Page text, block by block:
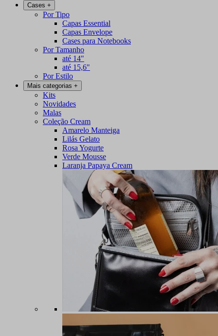
Cases +
Por Tipo
Capas Essential
Capas Envelope
Cases para Notebooks
Por Tamanho
até 14"
até 15,6"
Por Estilo
Mais categorias +
Kits
Novidades
Malas
Coleção Cream
Amarelo Manteiga
Lilás Gelato
Rosa Yogurte
Verde Mousse
Laranja Papaya Cream